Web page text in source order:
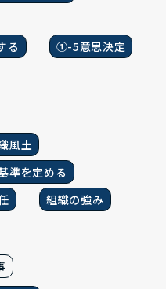
る
①-5意思決定
風土
準を定める
組織の強み